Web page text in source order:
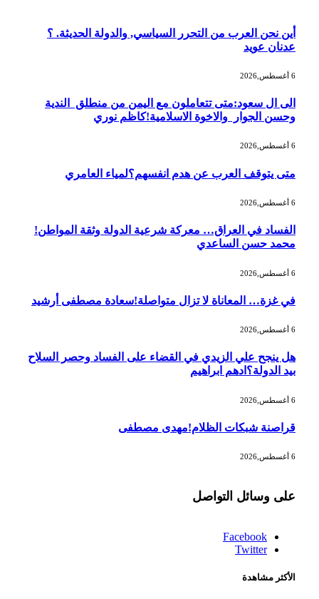
أين نحن العرب من التحرر السياسي, والدولة الحديثة. ؟
عدنان عويد
الى ال سعود:متى تتعاملون مع اليمن من منطلق الندية
وحسن الجوار والاخوة الاسلامية!كاظم نوري
متى يتوقف العرب عن هدم انفسهم؟لمياء العامري
الفساد في العراق… معركة شرعية الدولة وثقة المواطن!
محمد حسن الساعدي
في غزة… المعاناة لا تزال متواصلة!سعادة مصطفى أرشيد
هل ينجح علي الزيدي في القضاء على الفساد وحصر السلاح
بيد الدولة؟ادهم ابراهيم
‫قراصنة شبكات الظلام!مهدى مصطفى
على وسائل التواصل
Facebook
Twitter
الأكثر مشاهدة